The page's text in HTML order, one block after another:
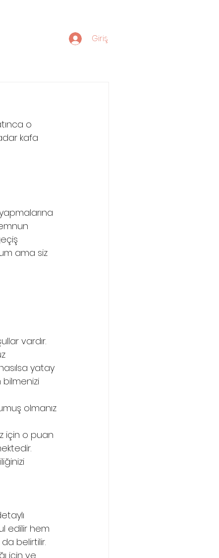
Giriş
o
kafa
ama siz
vardır.
yatay
bilmenizi
olmanız
için o puan
edilir hem
belirtilir.
için ve